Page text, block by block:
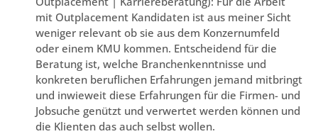
mit Outplacement Kandidaten ist aus meiner Sicht
weniger relevant ob sie aus dem Konzernumfeld
oder einem KMU kommen. Entscheidend für die
Beratung ist, welche Branchenkenntnisse und
konkreten beruflichen Erfahrungen jemand mitbringt
und inwieweit diese Erfahrungen für die Firmen- und
Jobsuche genützt und verwertet werden können und
die Klienten das auch selbst wollen.